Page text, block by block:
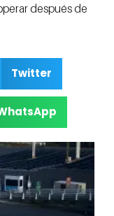
después de
Twitter